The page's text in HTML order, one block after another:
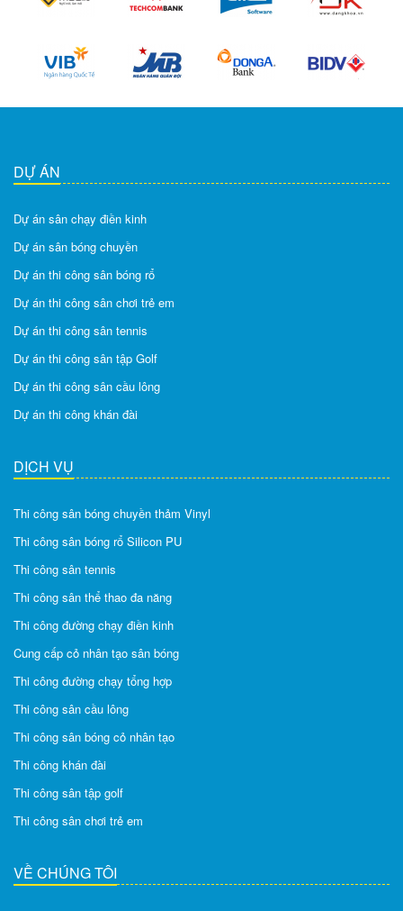
DỰ ÁN
Dự án sân chạy điền kinh
Dự án sân bóng chuyền
Dự án thi công sân bóng rổ
Dự án thi công sân chơi trẻ em
Dự án thi công sân tennis
Dự án thi công sân tập Golf
Dự án thi công sân cầu lông
Dự án thi công khán đài
DỊCH VỤ
Thi công sân bóng chuyền thảm Vinyl
Thi công sân bóng rổ Silicon PU
Thi công sân tennis
Thi công sân thể thao đa năng
Thi công đường chạy điền kinh
Cung cấp cỏ nhân tạo sân bóng
Thi công đường chạy tổng hợp
Thi công sân cầu lông
Thi công sân bóng cỏ nhân tạo
Thi công khán đài
Thi công sân tập golf
Thi công sân chơi trẻ em
VỀ CHÚNG TÔI